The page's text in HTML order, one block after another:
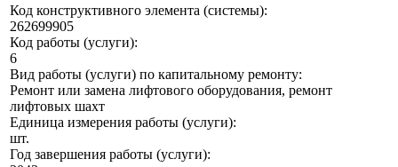
Код конструктивного элемента (системы):
262699905
Код работы (услуги):
6
Вид работы (услуги) по капитальному ремонту:
Ремонт или замена лифтового оборудования, ремонт
лифтовых шахт
Единица измерения работы (услуги):
шт.
Год завершения работы (услуги):